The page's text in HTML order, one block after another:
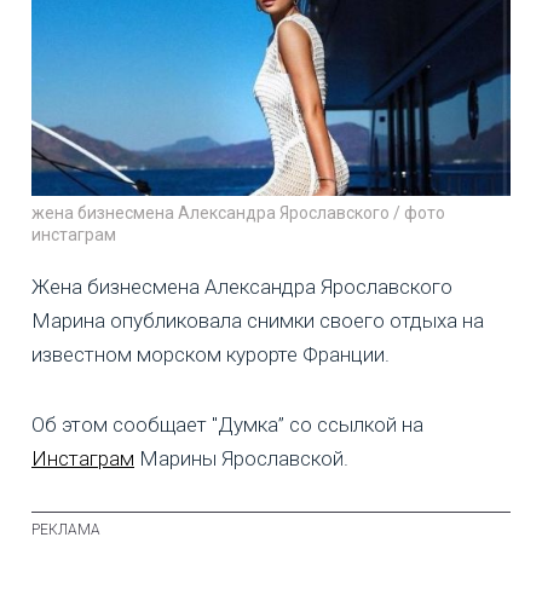
жена бизнесмена Александра Ярославского / фото
инстаграм
Жена бизнесмена Александра Ярославского
Марина опубликовала снимки своего отдыха на
известном морском курорте Франции.
Об этом сообщает "Думка” со ссылкой на
Инстаграм Марины Ярославской.